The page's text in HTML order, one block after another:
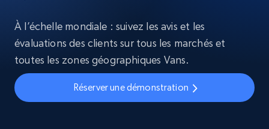
À l’échelle mondiale : suivez les avis et les
évaluations des clients sur tous les marchés et
toutes les zones géographiques Vans.
Réserver une démonstration